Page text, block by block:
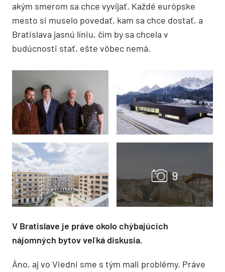
akým smerom sa chce vyvíjať. Každé európske
mesto si muselo povedať, kam sa chce dostať, a
Bratislava jasnú líniu, čím by sa chcela v
budúcnosti stať, ešte vôbec nemá.
V Bratislave je práve okolo chýbajúcich
nájomných bytov veľká diskusia.
Áno, aj vo Viedni sme s tým mali problémy. Práve